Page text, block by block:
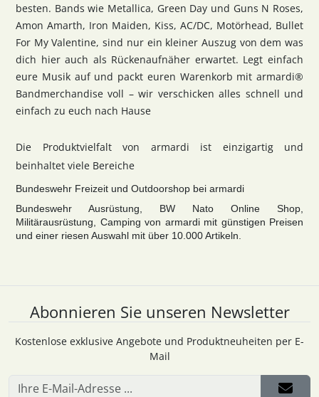
besten. Bands wie Metallica, Green Day und Guns N Roses,
Amon Amarth, Iron Maiden, Kiss, AC/DC, Motörhead, Bullet
For My Valentine, sind nur ein kleiner Auszug von dem was
dich hier auch als Rückenaufnäher erwartet. Legt einfach
eure Musik auf und packt euren Warenkorb mit armardi®
Bandmerchandise voll – wir verschicken alles schnell und
einfach zu euch nach Hause
Die Produktvielfalt von armardi ist einzigartig und
beinhaltet viele Bereiche
Bundeswehr Freizeit und Outdoorshop bei armardi
Bundeswehr Ausrüstung, BW Nato Online Shop,
Militärausrüstung, Camping von armardi mit günstigen Preisen
und einer riesen Auswahl mit über 10.000 Artikeln.
Abonnieren Sie unseren Newsletter
Kostenlose exklusive Angebote und Produktneuheiten per E-
Mail